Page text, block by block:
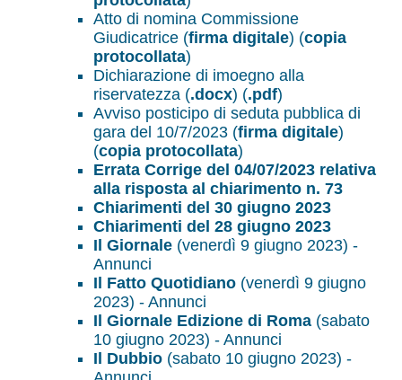
Atto di nomina Commissione
Giudicatrice (firma digitale) (copia
protocollata)
Dichiarazione di imoegno alla
riservatezza (.docx) (.pdf)
Avviso posticipo di seduta pubblica di
gara del 10/7/2023 (firma digitale)
(copia protocollata)
Errata Corrige del 04/07/2023 relativa
alla risposta al chiarimento n. 73
Chiarimenti del 30 giugno 2023
Chiarimenti del 28 giugno 2023
Il Giornale (venerdì 9 giugno 2023) -
Annunci
Il Fatto Quotidiano (venerdì 9 giugno
2023) - Annunci
Il Giornale Edizione di Roma (sabato
10 giugno 2023) - Annunci
Il Dubbio (sabato 10 giugno 2023) -